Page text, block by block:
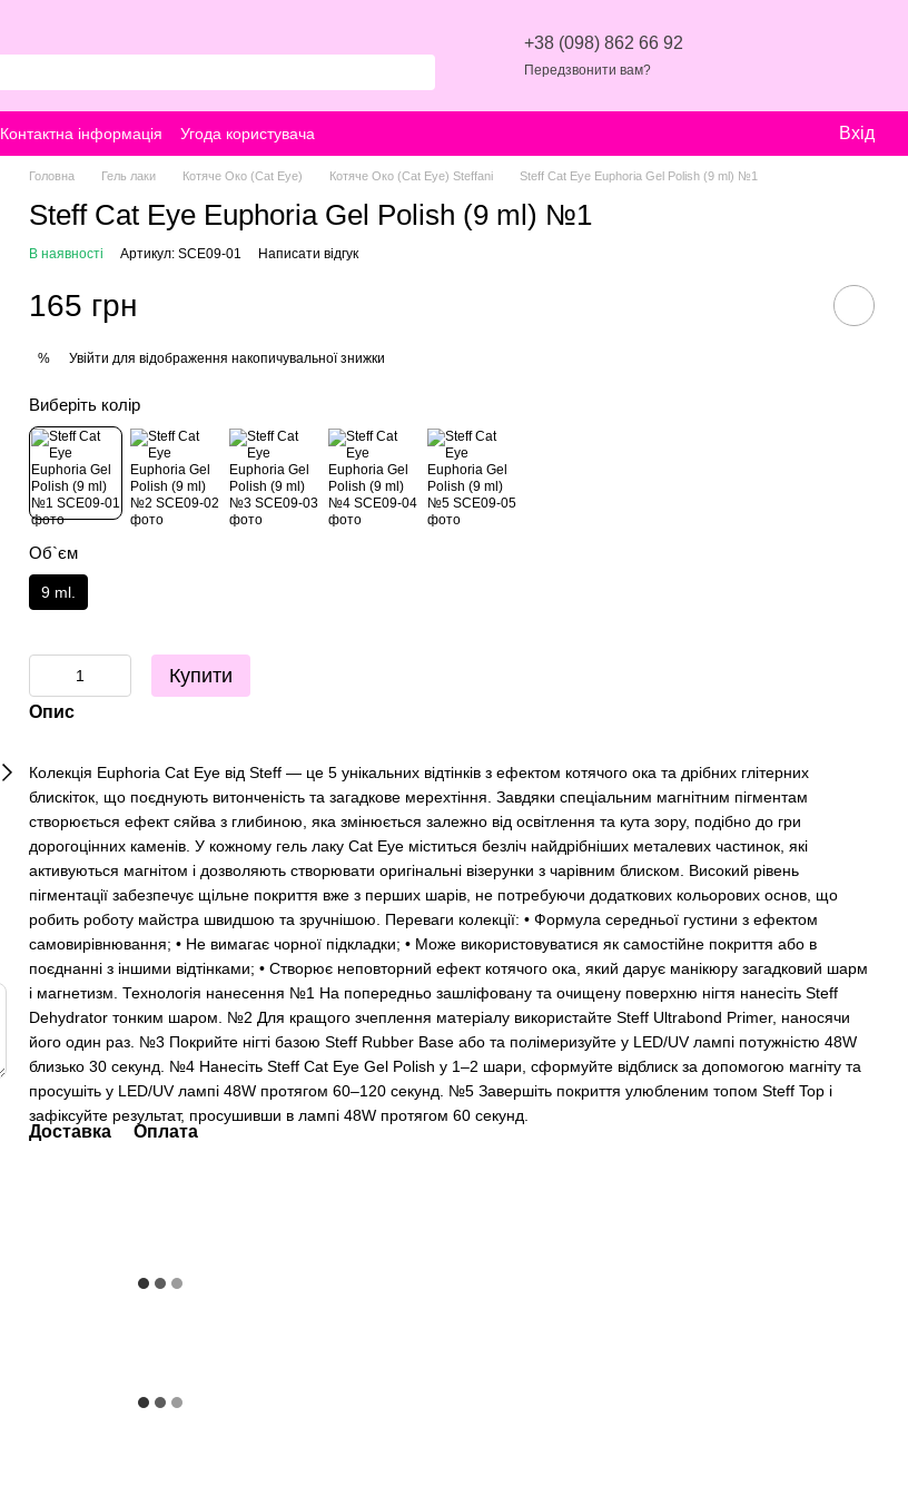
+38 (098) 862 66 92
Передзвонити вам?
Контактна інформація Угода користувача Вхід
Головна Гель лаки Котяче Око (Cat Eye) Котяче Око (Cat Eye) Steffani Steff Cat Eye Еuphoria Gel Polish (9 ml) №1
Steff Cat Eye Еuphoria Gel Polish (9 ml) №1
В наявності Артикул: SCE09-01 Написати відгук
165 грн
% Увійти для відображення накопичувальної знижки
Виберіть колір
Об`єм
9 ml.
Купити
Опис
Колекція Еuphoria Cat Eye від Steff — це 5 унікальних відтінків з ефектом котячого ока та дрібних глітерних
блискіток, що поєднують витонченість та загадкове мерехтіння. Завдяки спеціальним магнітним пігментам
створюється ефект сяйва з глибиною, яка змінюється залежно від освітлення та кута зору, подібно до гри
дорогоцінних каменів. У кожному гель лаку Cat Eye міститься безліч найдрібніших металевих частинок, які
активуються магнітом і дозволяють створювати оригінальні візерунки з чарівним блиском. Високий рівень
пігментації забезпечує щільне покриття вже з перших шарів, не потребуючи додаткових кольорових основ, що
робить роботу майстра швидшою та зручнішою. Переваги колекції: • Формула середньої густини з ефектом
самовирівнювання; • Не вимагає чорної підкладки; • Може використовуватися як самостійне покриття або в
поєднанні з іншими відтінками; • Створює неповторний ефект котячого ока, який дарує манікюру загадковий шарм
і магнетизм. Технологія нанесення №1 На попередньо зашліфовану та очищену поверхню нігтя нанесіть Steff
Dehydrator тонким шаром. №2 Для кращого зчеплення матеріалу використайте Steff Ultrabond Primer, наносячи
його один раз. №3 Покрийте нігті базою Steff Rubber Base або та полімеризуйте у LED/UV лампі потужністю 48W
близько 30 секунд. №4 Нанесіть Steff Cat Eye Gel Polish у 1–2 шари, сформуйте відблиск за допомогою магніту та
просушіть у LED/UV лампі 48W протягом 60–120 секунд. №5 Завершіть покриття улюбленим топом Steff Top і
зафіксуйте результат, просушивши в лампі 48W протягом 60 секунд.
Доставка Оплата